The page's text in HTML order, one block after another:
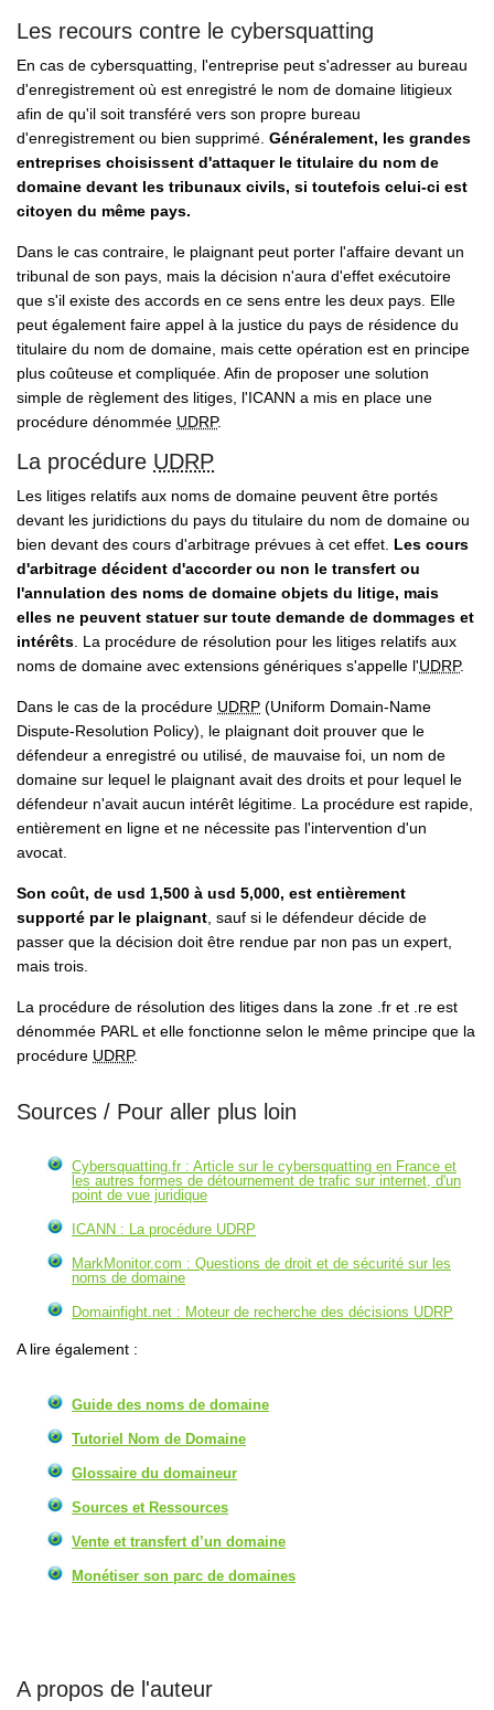
Les recours contre le cybersquatting
En cas de cybersquatting, l'entreprise peut s'adresser au bureau
d'enregistrement où est enregistré le nom de domaine litigieux
afin de qu'il soit transféré vers son propre bureau
d'enregistrement ou bien supprimé. Généralement, les grandes
entreprises choisissent d'attaquer le titulaire du nom de
domaine devant les tribunaux civils, si toutefois celui-ci est
citoyen du même pays.
Dans le cas contraire, le plaignant peut porter l'affaire devant un
tribunal de son pays, mais la décision n'aura d'effet exécutoire
que s'il existe des accords en ce sens entre les deux pays. Elle
peut également faire appel à la justice du pays de résidence du
titulaire du nom de domaine, mais cette opération est en principe
plus coûteuse et compliquée. Afin de proposer une solution
simple de règlement des litiges, l'ICANN a mis en place une
procédure dénommée UDRP.
La procédure UDRP
Les litiges relatifs aux noms de domaine peuvent être portés
devant les juridictions du pays du titulaire du nom de domaine ou
bien devant des cours d'arbitrage prévues à cet effet. Les cours
d'arbitrage décident d'accorder ou non le transfert ou
l'annulation des noms de domaine objets du litige, mais
elles ne peuvent statuer sur toute demande de dommages et
intérêts . La procédure de résolution pour les litiges relatifs aux
noms de domaine avec extensions génériques s'appelle l'UDRP.
Dans le cas de la procédure UDRP (Uniform Domain-Name
Dispute-Resolution Policy), le plaignant doit prouver que le
défendeur a enregistré ou utilisé, de mauvaise foi, un nom de
domaine sur lequel le plaignant avait des droits et pour lequel le
défendeur n'avait aucun intérêt légitime. La procédure est rapide,
entièrement en ligne et ne nécessite pas l'intervention d'un
avocat.
Son coût, de usd 1,500 à usd 5,000, est entièrement
supporté par le plaignant , sauf si le défendeur décide de
passer que la décision doit être rendue par non pas un expert,
mais trois.
La procédure de résolution des litiges dans la zone .fr et .re est
dénommée PARL et elle fonctionne selon le même principe que la
procédure UDRP.
Sources / Pour aller plus loin
Cybersquatting.fr : Article sur le cybersquatting en France et
les autres formes de détournement de trafic sur internet, d'un
point de vue juridique
ICANN : La procédure UDRP
MarkMonitor.com : Questions de droit et de sécurité sur les
noms de domaine
Domainfight.net : Moteur de recherche des décisions UDRP
A lire également :
Guide des noms de domaine
Tutoriel Nom de Domaine
Glossaire du domaineur
Sources et Ressources
Vente et transfert d’un domaine
Monétiser son parc de domaines
A propos de l'auteur